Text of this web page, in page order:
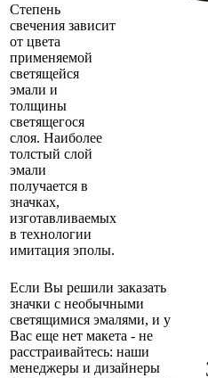
Степень
свечения зависит
от цвета
применяемой
светящейся
эмали и
толщины
светящегося
слоя. Наиболее
толстый слой
эмали
получается в
значках,
изготавливаемых
в технологии
имитация эполы.
Если Вы решили заказать
значки с необычными
светящимися эмалями, и у
Вас еще нет макета - не
расстраивайтесь: наши
менеджеры и дизайнеры